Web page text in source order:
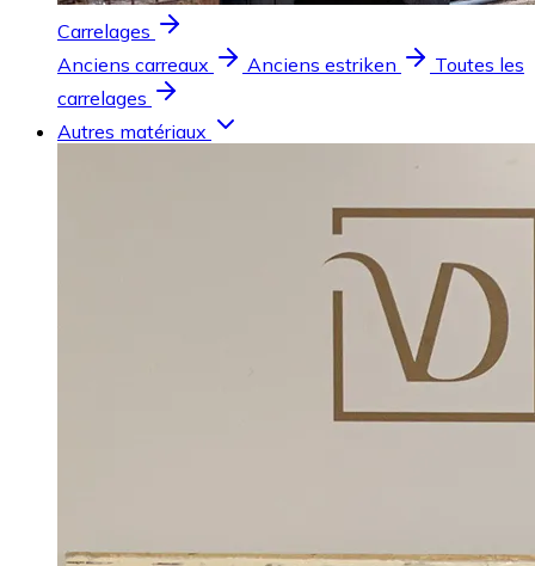
Carrelages
Anciens carreaux
Anciens estriken
Toutes les
carrelages
Autres matériaux